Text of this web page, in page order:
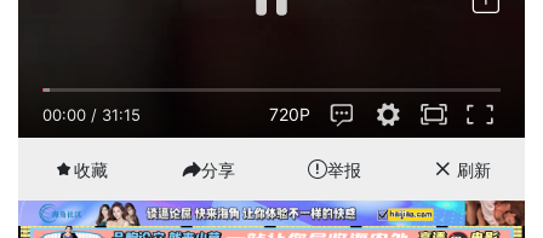
00:00 / 31:15 720P
收藏 分享 举报 刷新